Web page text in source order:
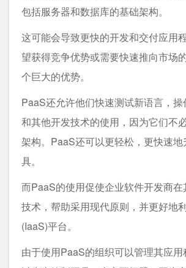
包括服务器和数据库的基础架构。
这可能会导致更快的开发和交付应用
望获得竞争优势或需要快速推向市场
个巨大的优势。
PaaS还允许他们快速测试新语言，
和其他开发技术的使用，因为它们不
架构。PaaS还可以更轻松，更快速
具。
而PaaS的使用促使企业软件开发商
技术，帮助采用现代原则，并更好地
(IaaS)平台。
由于使用PaaS的组织可以管理其应